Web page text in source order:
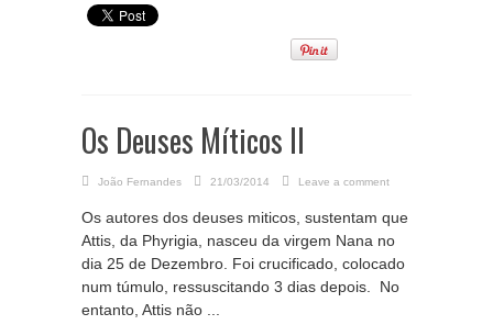
Os Deuses Míticos II
João Fernandes 21/03/2014 Leave a comment
Os autores dos deuses miticos, sustentam que
Attis, da Phyrigia, nasceu da virgem Nana no
dia 25 de Dezembro. Foi crucificado, colocado
num túmulo, ressuscitando 3 dias depois. No
entanto, Attis não ...